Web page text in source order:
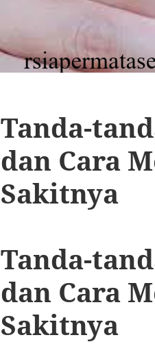
Tanda-
dan Cara
Sakitnya
Tanda-
dan Cara
Sakitnya